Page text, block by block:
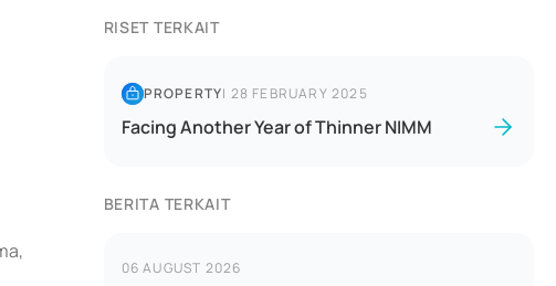
RISET TERKAIT
PROPERTY| 28 FEBRUARY 2025
Facing Another Year of Thinner NIMM
BERITA TERKAIT
06 AUGUST 2026